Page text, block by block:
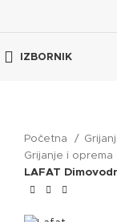
IZBORNIK
Početna
Grijanje i oprema
LAFAT